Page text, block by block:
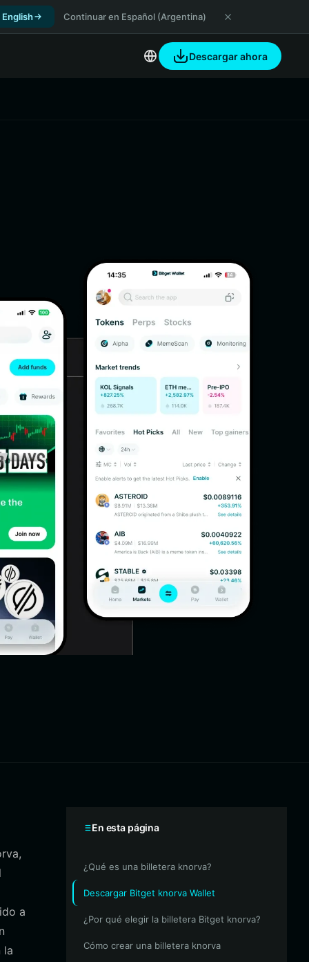
English Continuar en Español (Argentina)
Descargar ahora
a
la
En esta página
¿Qué es una billetera knorva?
Descargar Bitget knorva Wallet
¿Por qué elegir la billetera Bitget knorva?
Cómo crear una billetera knorva